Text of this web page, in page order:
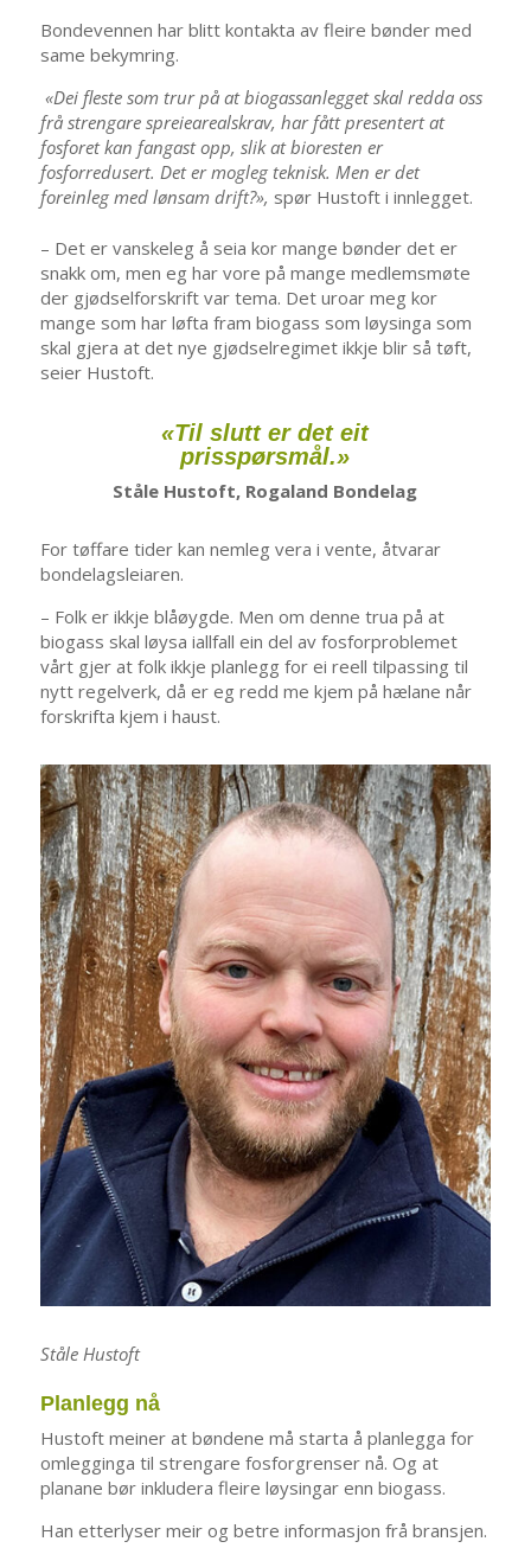
Bondevennen har blitt kontakta av fleire bønder med
same bekymring.
«Dei fleste som trur på at biogassanlegget skal redda oss
frå strengare spreieareals­krav, har fått presentert at
fosforet kan fangast opp, slik at bioresten er
fosforredusert. Det er mogleg teknisk. Men er det
foreinleg med lønsam drift?», spør Hustoft i innlegget.
– Det er vanskeleg å seia kor mange bønder det er
snakk om, men eg har vore på mange medlemsmøte
der gjødselforskrift var tema. Det uroar meg kor
mange som har løfta fram biogass som løysinga som
skal gjera at det nye gjødselregimet ikkje blir så tøft,
seier Hustoft.
«Til slutt er det eit
prisspørsmål.»
Ståle Hustoft, Rogaland Bondelag
For tøffare tider kan nemleg vera i vente, åtvarar
bondelagsleiaren.
– Folk er ikkje blåøygde. Men om denne trua på at
biogass skal løysa iallfall ein del av fosforproblemet
vårt gjer at folk ikkje planlegg for ei reell tilpassing til
nytt regelverk, då er eg redd me kjem på hælane når
forskrifta kjem i haust.
Ståle Hustoft
Planlegg nå
Hustoft meiner at bøndene må starta å planlegga for
omlegginga til strengare fosforgrenser nå. Og at
planane bør inkludera fleire løysingar enn biogass.
Han etterlyser meir og betre informasjon frå bransjen.